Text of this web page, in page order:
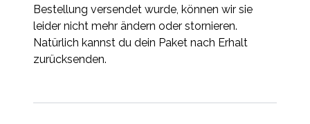
Bestellung versendet wurde, können wir sie
leider nicht mehr ändern oder stornieren.
Natürlich kannst du dein Paket nach Erhalt
zurücksenden.